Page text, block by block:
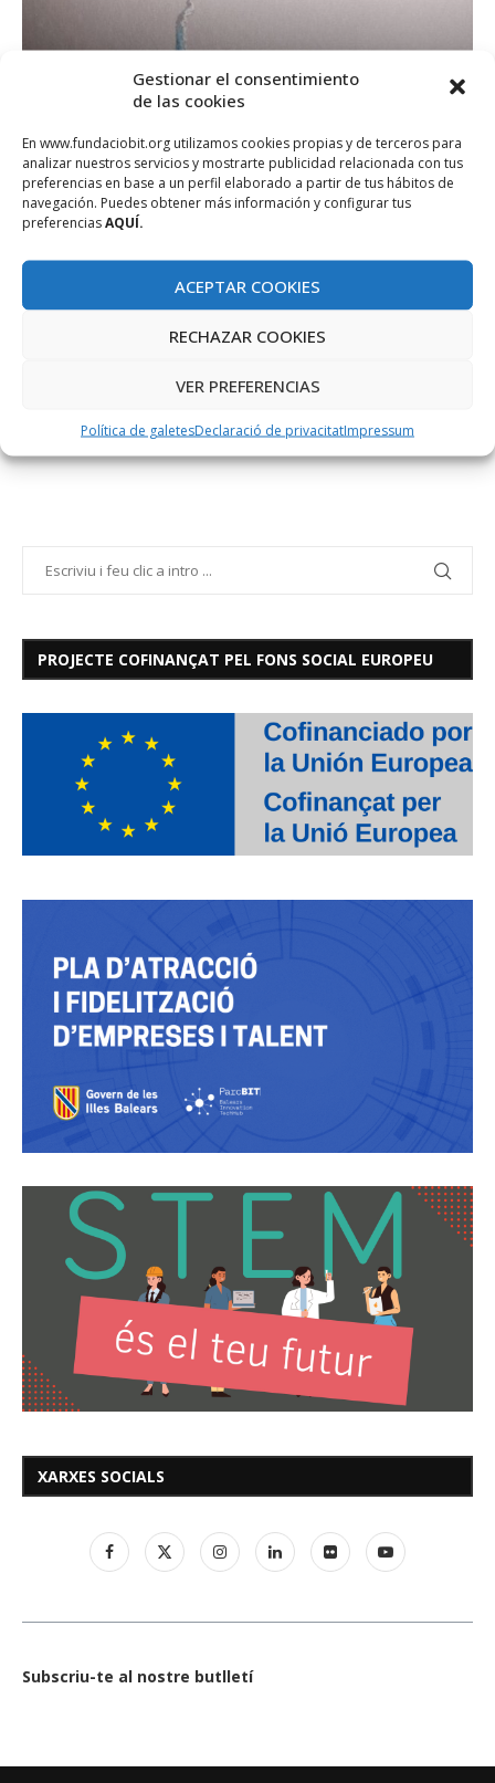
Gestionar el consentimiento
de las cookies
En www.fundaciobit.org utilizamos cookies propias y de terceros para
analizar nuestros servicios y mostrarte publicidad relacionada con tus
preferencias en base a un perfil elaborado a partir de tus hábitos de
navegación. Puedes obtener más información y configurar tus
preferenciasAQUÍ.
ACEPTAR COOKIES
RECHAZAR COOKIES
VER PREFERENCIAS
Política de galetesDeclaració de privacitatImpressum
Fitxa CineTIC: The artifice girl
desembre 2, 2025
Fitxa CineTIC: Brigada Tech Laguna del Duero
Fitxa CineTIC: Brigada Tech Villanueva de la Serena
COMPARTIR
PROJECTE COFINANÇAT PEL FONS SOCIAL EUROPEU
XARXES SOCIALS
Subscriu-te al nostre butlletí